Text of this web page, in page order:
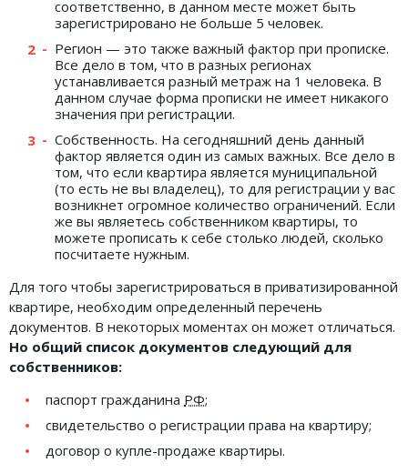
соответственно, в данном месте может быть
зарегистрировано не больше 5 человек.
Регион — это также важный фактор при прописке.
Все дело в том, что в разных регионах
устанавливается разный метраж на 1 человека. В
данном случае форма прописки не имеет никакого
значения при регистрации.
Собственность. На сегодняшний день данный
фактор является один из самых важных. Все дело в
том, что если квартира является муниципальной
(то есть не вы владелец), то для регистрации у вас
возникнет огромное количество ограничений. Если
же вы являетесь собственником квартиры, то
можете прописать к себе столько людей, сколько
посчитаете нужным.
Для того чтобы зарегистрироваться в приватизированной
квартире, необходим определенный перечень
документов. В некоторых моментах он может отличаться.
Но общий список документов следующий для
собственников:
паспорт гражданина РФ;
свидетельство о регистрации права на квартиру;
договор о купле-продаже квартиры.